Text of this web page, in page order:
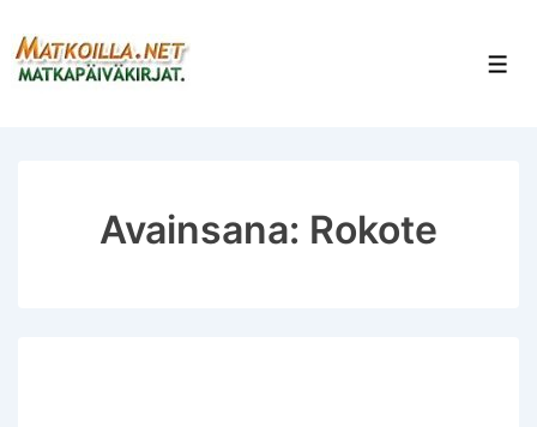
Siirry
pääsisältöön
Avainsana: Rokote